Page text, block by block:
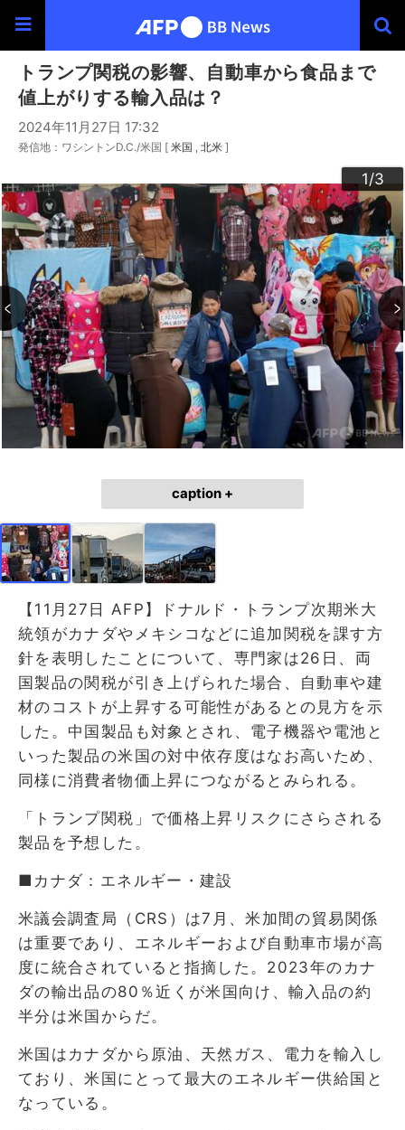
トランプ関税の影響、自動車から食品まで
値上がりする輸入品は？
2024年11月27日 17:32
発信地：ワシントンD.C./米国 [ 米国 北米 ]
1/3
2/3
3/3
caption +
【11月27日 AFP】ドナルド・トランプ次期米大
統領がカナダやメキシコなどに追加関税を課す方
針を表明したことについて、専門家は26日、両
国製品の関税が引き上げられた場合、自動車や建
材のコストが上昇する可能性があるとの見方を示
した。中国製品も対象とされ、電子機器や電池と
いった製品の米国の対中依存度はなお高いため、
同様に消費者物価上昇につながるとみられる。
「トランプ関税」で価格上昇リスクにさらされる
製品を予想した。
■カナダ：エネルギー・建設
米議会調査局（CRS）は7月、米加間の貿易関係
は重要であり、エネルギーおよび自動車市場が高
度に統合されていると指摘した。2023年のカナ
ダの輸出品の80％近くが米国向け、輸入品の約
半分は米国からだ。
米国はカナダから原油、天然ガス、電力を輸入し
ており、米国にとって最大のエネルギー供給国と
なっている。